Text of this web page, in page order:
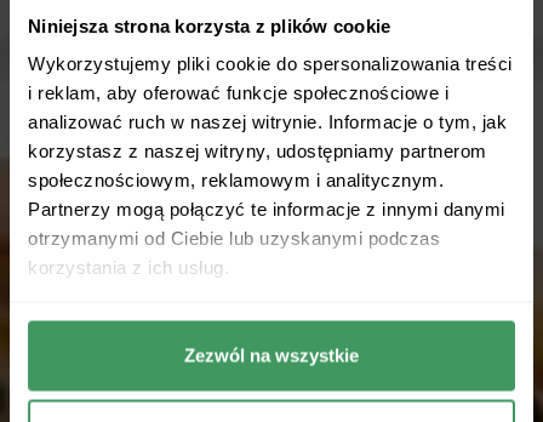
Niniejsza strona korzysta z plików cookie
Wykorzystujemy pliki cookie do spersonalizowania treści
i reklam, aby oferować funkcje społecznościowe i
analizować ruch w naszej witrynie. Informacje o tym, jak
korzystasz z naszej witryny, udostępniamy partnerom
społecznościowym, reklamowym i analitycznym.
Partnerzy mogą połączyć te informacje z innymi danymi
otrzymanymi od Ciebie lub uzyskanymi podczas
korzystania z ich usług.
Zezwól na wszystkie